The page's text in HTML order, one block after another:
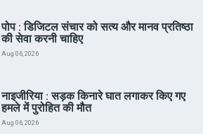
पोप : डिजिटल संचार को सत्य और मानव प्रतिष्ठा
की सेवा करनी चाहिए
Aug 06, 2026
नाइजीरिया : सड़क किनारे घात लगाकर किए गए
हमले में पुरोहित की मौत
Aug 06, 2026